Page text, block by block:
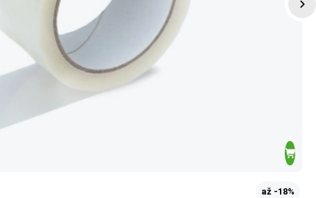
až -18%